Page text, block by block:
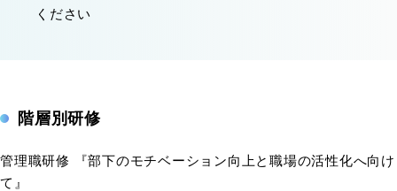
ください
階層別研修
管理職研修 『部下のモチベーション向上と職場の活性化へ向け
て』